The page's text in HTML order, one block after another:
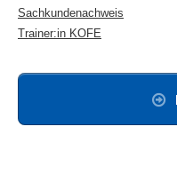
Sachkundenachweis
Trainer:in KOFE